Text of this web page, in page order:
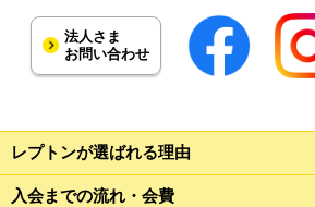
法人さま
お問い合わせ
レプトンが選ばれる理由
入会までの流れ・会費